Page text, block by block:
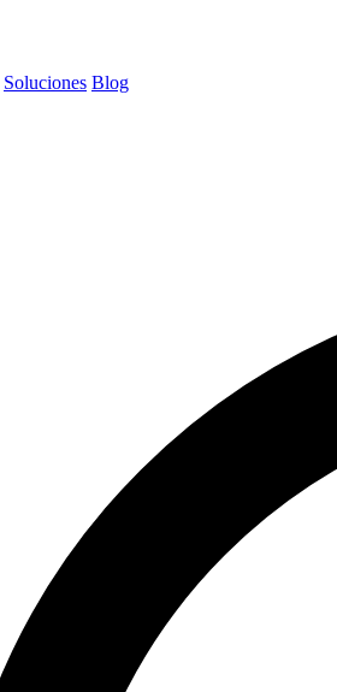
Soluciones Blog